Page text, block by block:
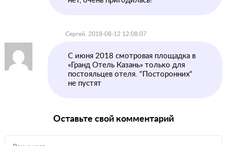
Сергей, 2018-08-12 12:08:07
C июня 2018 смотровая площадка в
«Гранд Отель Казань» только для
постояльцев отеля. "Посторонних"
не пустят
Оставьте свой комментарий